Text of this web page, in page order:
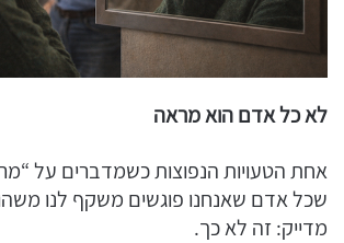
לא כל אדם הוא מראה
אחת הטעויות הנפוצות כשמדברים על
שכל אדם שאנחנו פוגשים משקף לנו
מדייק: זה לא כך.